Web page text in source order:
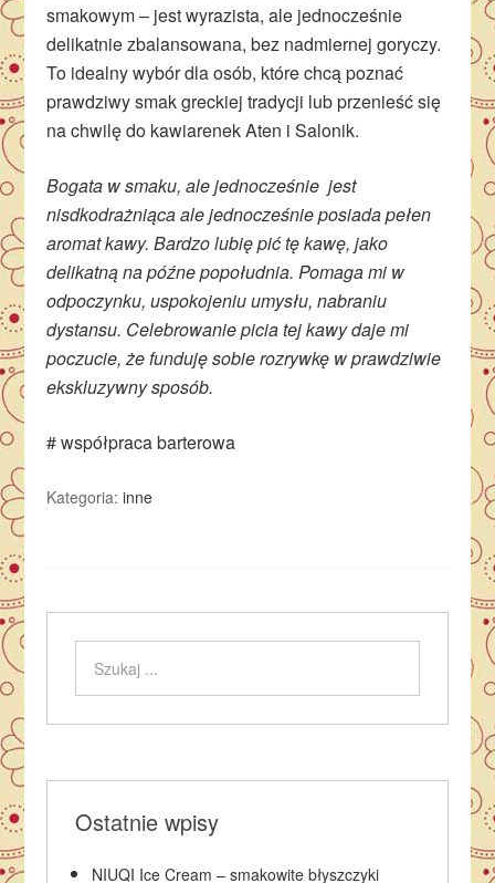
smakowym – jest wyrazista, ale jednocześnie
delikatnie zbalansowana, bez nadmiernej goryczy.
To idealny wybór dla osób, które chcą poznać
prawdziwy smak greckiej tradycji lub przenieść się
na chwilę do kawiarenek Aten i Salonik.
Bogata w smaku, ale jednocześnie jest
nisdkodrażniąca ale jednocześnie posiada pełen
aromat kawy. Bardzo lubię pić tę kawę, jako
delikatną na późne popołudnia. Pomaga mi w
odpoczynku, uspokojeniu umysłu, nabraniu
dystansu. Celebrowanie picia tej kawy daje mi
poczucie, że funduję sobie rozrywkę w prawdziwie
ekskluzywny sposób.
# współpraca barterowa
Kategoria:inne
Ostatnie wpisy
NIUQI Ice Cream – smakowite błyszczyki